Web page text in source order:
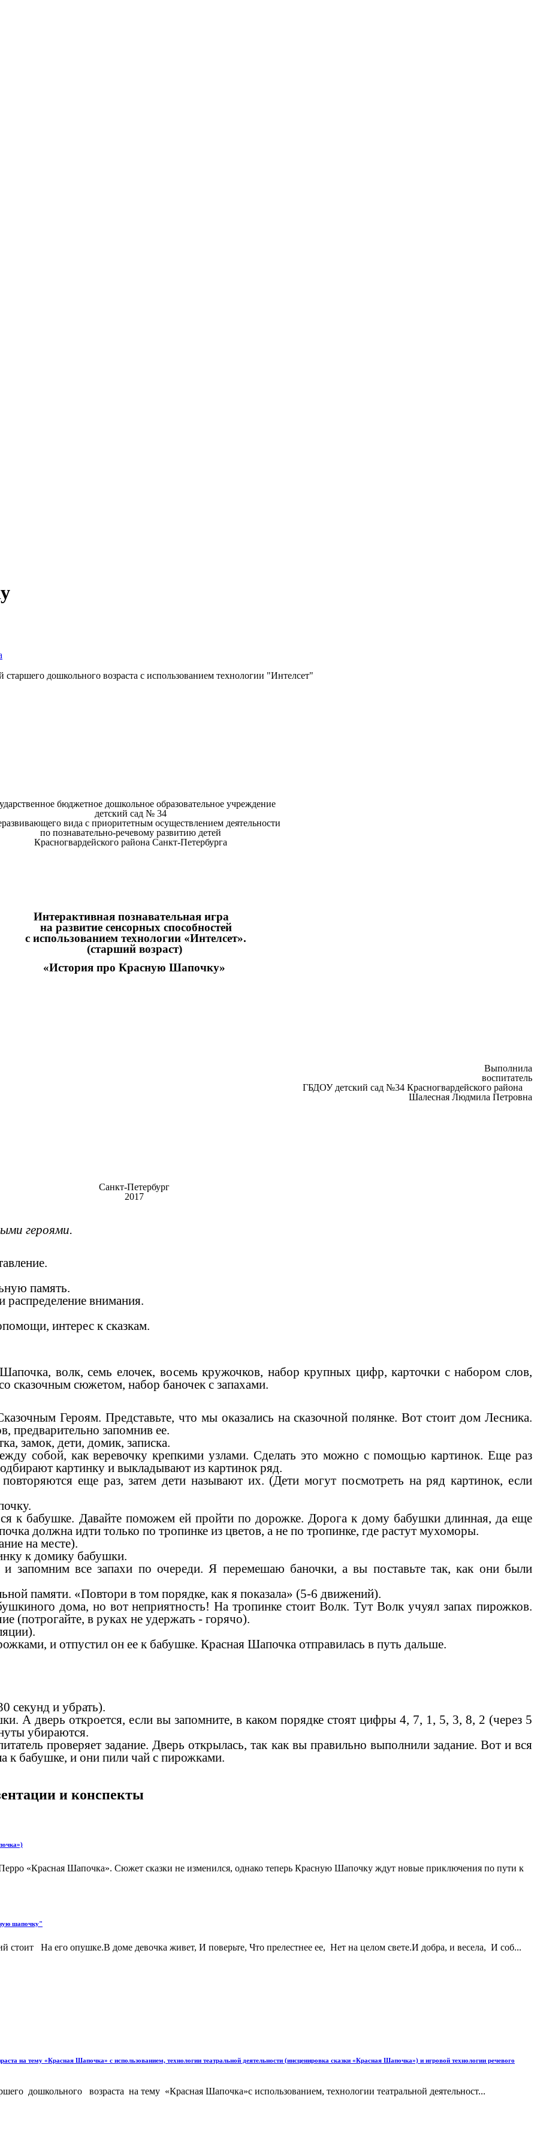
старшего дошкольного возраста с использованием технологии "Интелсет"
бюджетное дошкольное образовательное учреждение
детский сад № 34
вида с приоритетным осуществлением деятельности
по познавательно-речевому развитию детей
Красногвардейского района Санкт-Петербурга
Интерактивная познавательная игра
на развитие сенсорных способностей
с использованием технологии «Интелсет».
(старший возраст)
«История про Красную Шапочку»
Выполнила
воспитатель
ГБДОУ детский сад №34 Красногвардейского района
Шалесная Людмила Петровна
Санкт-Петербург
2017
героями.
память.
распределение внимания.
интерес к сказкам.
волк, семь елочек, восемь кружочков, набор крупных цифр, карточки с набором слов,
сказочным сюжетом, набор баночек с запахами.
Героям. Представьте, что мы оказались на сказочной полянке. Вот стоит дом Лесника.
предварительно запомнив ее.
замок, дети, домик, записка.
собой, как веревочку крепкими узлами. Сделать это можно с помощью картинок. Еще раз
картинку и выкладывают из картинок ряд.
еще раз, затем дети называют их. (Дети могут посмотреть на ряд картинок, если
к бабушке. Давайте поможем ей пройти по дорожке. Дорога к дому бабушки длинная, да еще
должна идти только по тропинке из цветов, а не по тропинке, где растут мухоморы.
на месте).
к домику бабушки.
запомним все запахи по очереди. Я перемешаю баночки, а вы поставьте так, как они были
памяти. «Повтори в том порядке, как я показала» (5-6 движений).
дома, но вот неприятность! На тропинке стоит Волк. Тут Волк учуял запах пирожков.
(потрогайте, в руках не удержать - горячо).
и отпустил он ее к бабушке. Красная Шапочка отправилась в путь дальше.
секунд и убрать).
А дверь откроется, если вы запомните, в каком порядке стоят цифры 4, 7, 1, 5, 3, 8, 2 (через 5
убираются.
проверяет задание. Дверь открылась, так как вы правильно выполнили задание. Вот и вся
к бабушке, и они пили чай с пирожками.
и конспекты
«Красная Шапочка». Сюжет сказки не изменился, однако теперь Красную Шапочку ждут новые приключения по пути к
шапочку"
На его опушке.В доме девочка живет, И поверьте, Что прелестнее ее, Нет на целом свете.И добра, и весела, И соб...
на тему «Красная Шапочка» с использованием, технологии театральной деятельности (инсценировка сказки «Красная Шапочка») и игровой технологии речевого
дошкольного возраста на тему «Красная Шапочка»с использованием, технологии театральной деятельност...